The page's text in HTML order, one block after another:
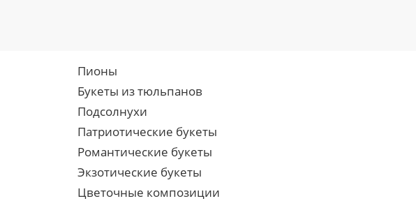
Пионы
Букеты из тюльпанов
Подсолнухи
Патриотические букеты
Романтические букеты
Экзотические букеты
Цветочные композиции